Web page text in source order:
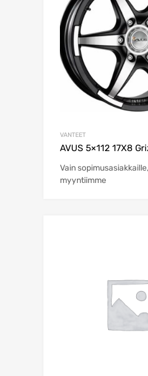
VANTEET
AVUS 5×112 17X8
Vain
myyntiimme